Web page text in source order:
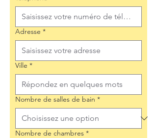
Adresse *
Ville *
Nombre de salles de bain *
Nombre de chambres *